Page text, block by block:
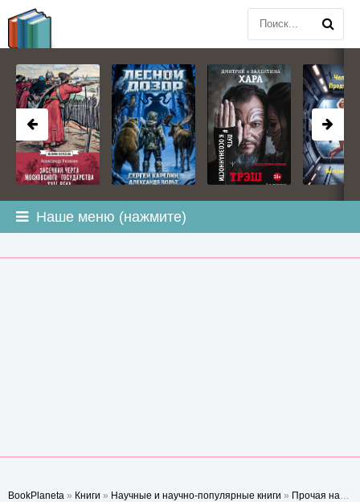
Наше меню (нажмите)
BookPlaneta » Книги » Научные и научно-популярные книги » Прочая научная литература
BOOKPLANETA.COM